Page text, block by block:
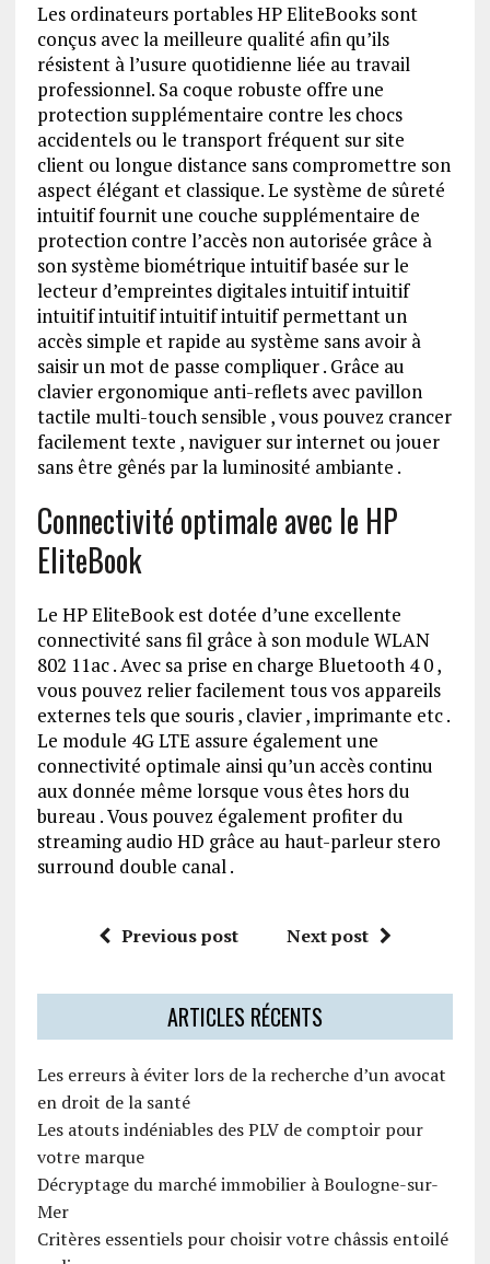
Les ordinateurs portables HP EliteBooks sont
conçus avec la meilleure qualité afin qu’ils
résistent à l’usure quotidienne liée au travail
professionnel. Sa coque robuste offre une
protection supplémentaire contre les chocs
accidentels ou le transport fréquent sur site
client ou longue distance sans compromettre son
aspect élégant et classique. Le système de sûreté
intuitif fournit une couche supplémentaire de
protection contre l’accès non autorisée grâce à
son système biométrique intuitif basée sur le
lecteur d’empreintes digitales intuitif intuitif
intuitif intuitif intuitif intuitif permettant un
accès simple et rapide au système sans avoir à
saisir un mot de passe compliquer . Grâce au
clavier ergonomique anti-reflets avec pavillon
tactile multi-touch sensible , vous pouvez crancer
facilement texte , naviguer sur internet ou jouer
sans être gênés par la luminosité ambiante .
Connectivité optimale avec le HP
EliteBook
Le HP EliteBook est dotée d’une excellente
connectivité sans fil grâce à son module WLAN
802 11ac . Avec sa prise en charge Bluetooth 4 0 ,
vous pouvez relier facilement tous vos appareils
externes tels que souris , clavier , imprimante etc .
Le module 4G LTE assure également une
connectivité optimale ainsi qu’un accès continu
aux donnée même lorsque vous êtes hors du
bureau . Vous pouvez également profiter du
streaming audio HD grâce au haut-parleur stero
surround double canal .
Previous post Next post
ARTICLES RÉCENTS
Les erreurs à éviter lors de la recherche d’un avocat
en droit de la santé
Les atouts indéniables des PLV de comptoir pour
votre marque
Décryptage du marché immobilier à Boulogne-sur-
Mer
Critères essentiels pour choisir votre châssis entoilé